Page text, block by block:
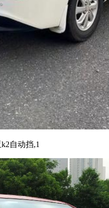
自动挡,1